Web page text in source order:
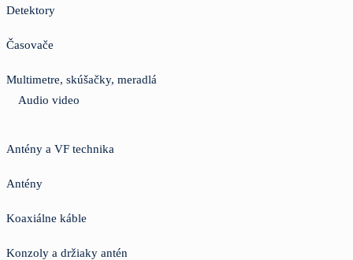
Detektory
Časovače
Multimetre, skúšačky, meradlá
Audio video
Antény a VF technika
Antény
Koaxiálne káble
Konzoly a držiaky antén